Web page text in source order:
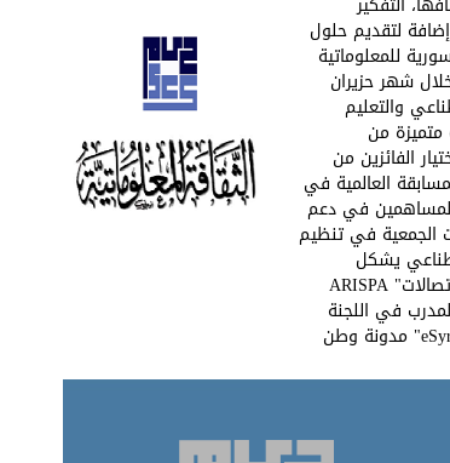
لتقديم حلول
للمعلوماتية
شهر حزيران
والتعليم
متميزة من
الفائزين من
العالمية في
المساهمين في دعم
الجمعية في تنظيم
يشكل
مستقبل الاقتصاد السوري" بالتعاون مع "الاتحاد العربي للإنترنت والاتصالات" ARISPA
في اللجنة
الإدارية بدمشق في الجمعية العلمية السورية للمعلوماتية، ومدير الفعالية المهندس أحمد فراس حمادة مدير مشروع "eSyria" مدونة وطن